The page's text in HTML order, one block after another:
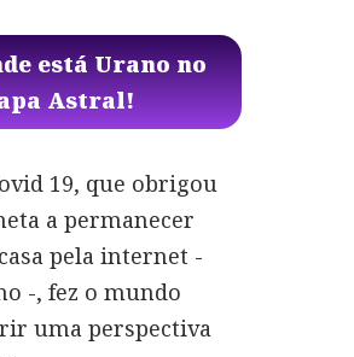
está Urano no
Astral!
19, que obrigou
a permanecer
pela internet -
-, fez o mundo
uma perspectiva